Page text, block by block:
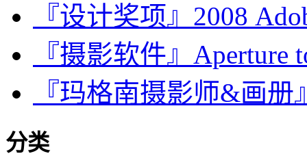
『设计奖项』2008
『摄影软件』Aperture
『玛格南摄影师&画册
分类